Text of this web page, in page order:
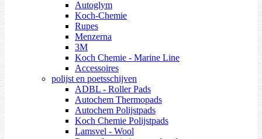
Autoglym
Koch-Chemie
Rupes
Menzerna
3M
Koch Chemie - Marine Line
Accessoires
polijst en poetsschijven
ADBL - Roller Pads
Autochem Thermopads
Autochem Polijstpads
Koch Chemie Polijstpads
Lamsvel - Wool